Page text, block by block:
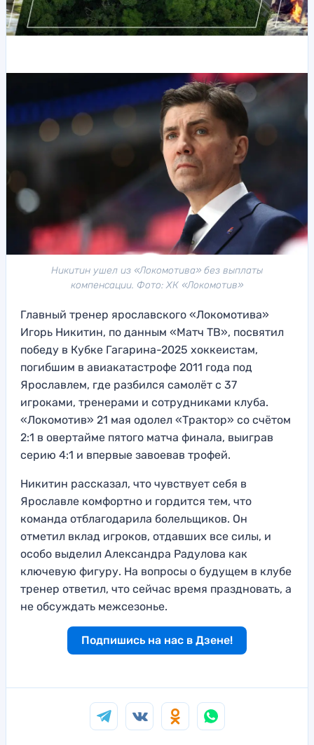
Никитин ушел из «Локомотива» без выплаты
компенсации. Фото: ХК «Локомотив»
Главный тренер ярославского «Локомотива»
Игорь Никитин, по данным «Матч ТВ», посвятил
победу в Кубке Гагарина-2025 хоккеистам,
погибшим в авиакатастрофе 2011 года под
Ярославлем, где разбился самолёт с 37
игроками, тренерами и сотрудниками клуба.
«Локомотив» 21 мая одолел «Трактор» со счётом
2:1 в овертайме пятого матча финала, выиграв
серию 4:1 и впервые завоевав трофей.
Никитин рассказал, что чувствует себя в
Ярославле комфортно и гордится тем, что
команда отблагодарила болельщиков. Он
отметил вклад игроков, отдавших все силы, и
особо выделил Александра Радулова как
ключевую фигуру. На вопросы о будущем в клубе
тренер ответил, что сейчас время праздновать, а
не обсуждать межсезонье.
Подпишись на нас в Дзене!